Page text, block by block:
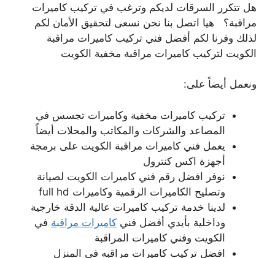
هل تتكرر السرقات لديكم وترغب في تركيب كاميرات
مراقبة؟ هيا اتصل بنا نحن نسعى لتحقيق الأمان لكم
لذلك وفرنا لكم أفضل فني تركيب كاميرات مراقبة
الكويت لتركيب كاميرات مراقبة مخفية الكويت
ونعمل أيضاً على:
تركيب كاميرات مخفية وكاميرات تجسس في
المصاعد والشركات والمكاتب والمحلات أيضاً
يعمل فني كاميرات مراقبة الكويت على برمجة
أجهزة اكس كنترول
نوفر افضل رقم فني كاميرات الكويت لصيانة
وتصليح الكاميرات الرقمية وكاميرات full hd
لدينا خدمة تركيب كاميرات عالية الدقة خارجية
وداخلية بأيدي أفضل فني كاميرات مراقبة في
الكويت وفني كاميرات المراقبة
افضل تركيب كاميرات مراقبه في المنزل